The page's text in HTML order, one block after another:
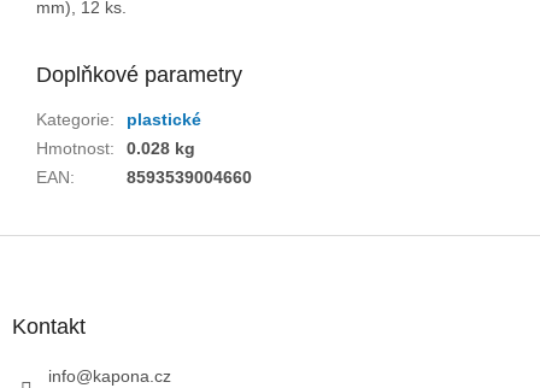
mm), 12 ks.
Doplňkové parametry
Kategorie:
plastické
Hmotnost:
0.028 kg
EAN: 8593539004660
Kontakt
info@kapona.cz